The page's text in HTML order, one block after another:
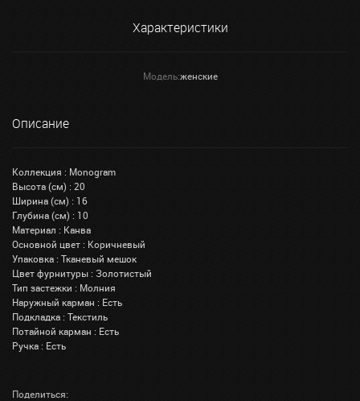
Характеристики
Модель:женские
Описание
Коллекция : Monogram
Высота (см) : 20
Ширина (см) : 16
Глубина (см) : 10
Материал : Канва
Основной цвет : Коричневый
Упаковка : Тканевый мешок
Цвет фурнитуры : Золотистый
Тип застежки : Молния
Наружный карман : Есть
Подкладка : Текстиль
Потайной карман : Есть
Ручка : Есть
Поделиться: